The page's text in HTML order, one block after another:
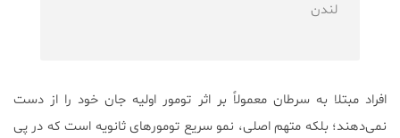
لندن
افراد مبتلا به سرطان معمولاً بر اثر تومور اولیه جان خود را از دست
نمی‌دهند؛ بلکه متهم اصلی، نمو سریع تومورهای ثانویه است که در پی